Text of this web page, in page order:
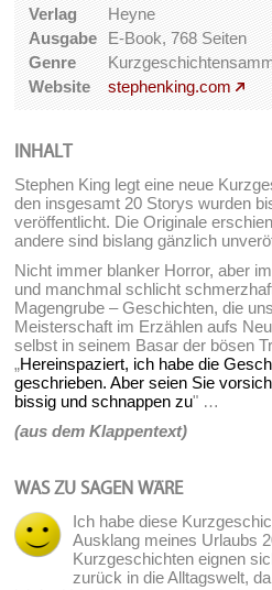
Verlag
Heyne
Ausgabe
E-Book, 768 Seiten
Genre
Website
stephenking.com
INHALT
Stephen King legt eine neue
den insgesamt 20 Storys wurden
veröffentlicht. Die Originale
andere sind bislang gänzlich
Nicht immer blanker Horror, aber
und manchmal schlicht
Magengrube – Geschichten, die
Meisterschaft im Erzählen aufs
selbst in seinem Basar der bösen
„Hereinspaziert, ich habe die
geschrieben. Aber seien Sie
bissig und schnappen zu" …
(aus dem Klappentext)
WAS ZU SAGEN WÄRE
Ich habe diese
Ausklang meines Urlaubs
Kurzgeschichten eignen
zurück in die Alltagswelt,